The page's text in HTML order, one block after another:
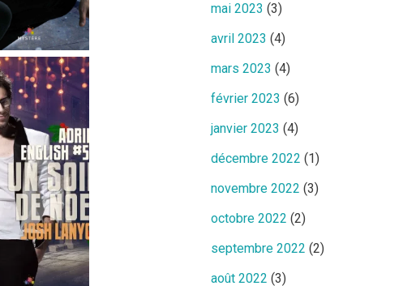
mai 2023 (3)
avril 2023 (4)
mars 2023 (4)
février 2023 (6)
janvier 2023 (4)
décembre 2022 (1)
novembre 2022 (3)
octobre 2022 (2)
septembre 2022 (2)
août 2022 (3)